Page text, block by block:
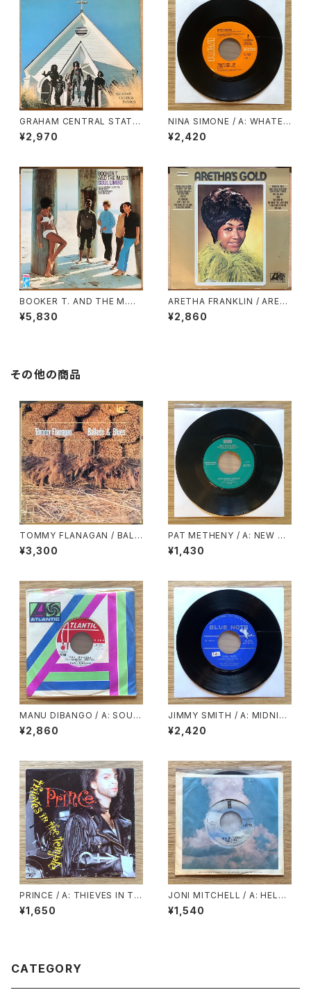
GRAHAM CENTRAL STATIO
N / RELEASE YOURSELF
¥2,970
NINA SIMONE / A: WHATEV
ER I AM (YOU MADE ME) /
B: WHY MUST YOUR LOVE
¥2,420
BOOKER T. AND THE M.
G.’S / SOUL LIMBO
¥5,830
ARETHA FRANKLIN / ARET
HA’S GOLD
¥2,860
その他の商品
TOMMY FLANAGAN / BALL
ADS & BLUES
¥3,300
PAT METHENY / A: NEW CH
AUTAUQUA / B: SUENO CO
N MEXICO
¥1,430
MANU DIBANGO / A: SOUL
MAKOSSA (STEREO) / B: S
OUL MAKOSSA (MONO)
¥2,860
JIMMY SMITH / A: MIDNIG
HT SPECIAL PART.1 / B: MI
DNIGHT SPECIAL PART.2
¥2,420
PRINCE / A: THIEVES IN TH
E TEMPLE / B: THIEVES IN
THE TEMPLE PERT Ⅱ
¥1,650
JONI MITCHELL / A: HELP
ME / B: JUST LIKE THIS TR
AIN
¥1,540
CATEGORY